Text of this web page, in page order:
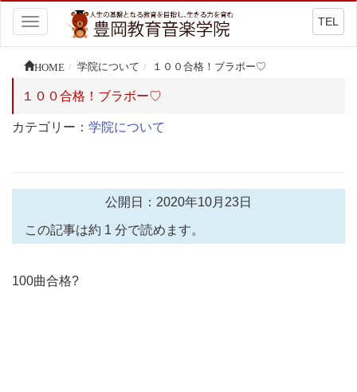
Toggle
navigation
TEL
HOME 学院について １００合格！ブラボー♡
１００合格！ブラボー♡
カテゴリー： 学院について
公開日：2020年10月23日
この記事は約 1 分で読めます。
100曲合格?